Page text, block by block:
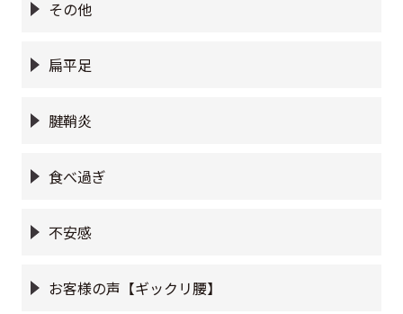
その他
扁平足
腱鞘炎
食べ過ぎ
不安感
お客様の声【ギックリ腰】